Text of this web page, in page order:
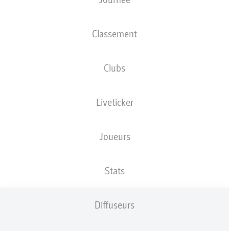
Classement
Clubs
Liveticker
Joueurs
Stats
Diffuseurs